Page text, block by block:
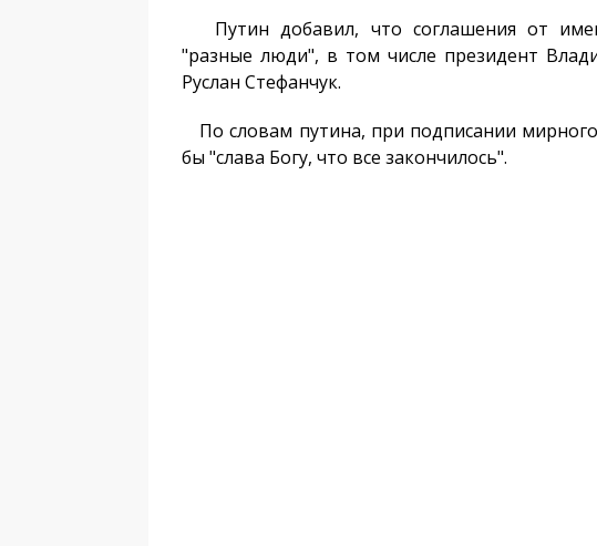
Путин добавил, что соглашения от
"разные люди", в том числе президент
Руслан Стефанчук.
По словам путина, при подписании
бы "слава Богу, что все закончилось".